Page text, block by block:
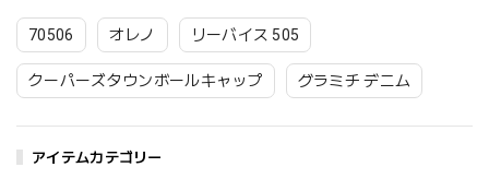
70506 オレノ リーバイス 505
クーパーズタウンボールキャップ グラミチ デニム
アイテムカテゴリー